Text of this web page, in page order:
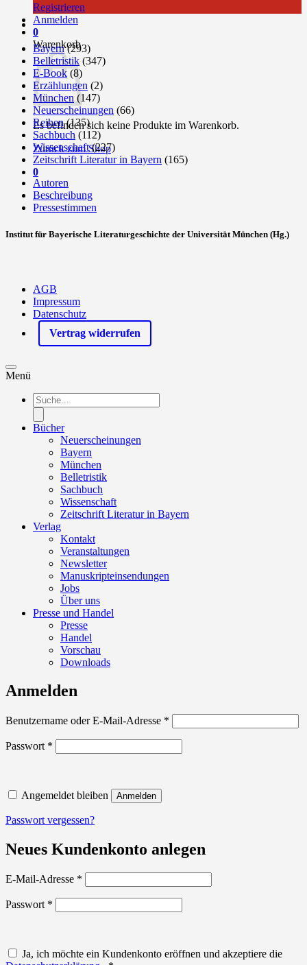
Registrieren
Anmelden
0
Warenkorb
Es befinden sich keine Produkte im Warenkorb.
Zurück zum Shop
0
Bayern (293)
Belletristik (347)
E-Book (8)
Erzählungen (2)
München (147)
Neuerscheinungen (66)
Reihen (135)
Sachbuch (112)
Wissenschaft (227)
Zeitschrift Literatur in Bayern (165)
Autoren
Beschreibung
Pressestimmen
Institut für Bayerische Literaturgeschichte der Universität München (Hg.)
AGB
Impressum
Datenschutz
Vertrag widerrufen
Menü
Products
search
Bücher
Neuerscheinungen
Bayern
München
Belletristik
Sachbuch
Wissenschaft
Zeitschrift Literatur in Bayern
Verlag
Kontakt
Veranstaltungen
Newsletter
Manuskripteinsendungen
Jobs
Über uns
Presse und Handel
Presse
Handel
Vorschau
Downloads
Anmelden
Benutzername oder E-Mail-Adresse *
Passwort *
Angemeldet bleiben Anmelden
Passwort vergessen?
Neues Kundenkonto anlegen
E-Mail-Adresse *
Passwort *
Ja, ich möchte ein Kundenkonto eröffnen und akzeptiere die